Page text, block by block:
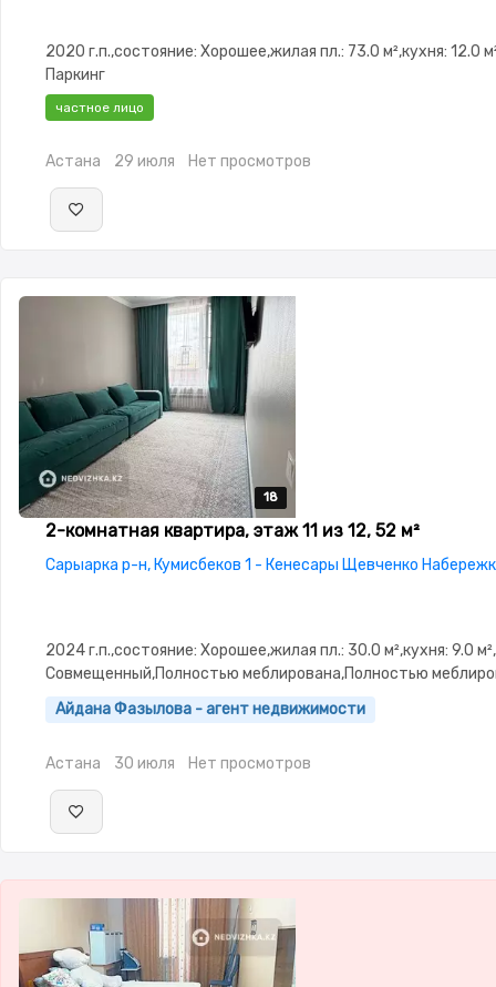
2020 г.п.,состояние: Хорошее,жилая пл.: 73.0 м²,кухня: 12.0
Паркинг
частное лицо
Астана 29 июля Нет просмотров
18
18
18
18
18
2-комнатная квартира, этаж 11 из 12, 52 м²
Сарыарка р-н, Кумисбеков 1 - Кенесары Щевченко
2024 г.п.,состояние: Хорошее,жилая пл.: 30.0 м²,кухня: 9.0
Совмещенный,Полностью меблирована,Полностью
3.0,паркинг: Паркинг,Домофон
Айдана Фазылова - агент недвижимости
Астана 30 июля Нет просмотров